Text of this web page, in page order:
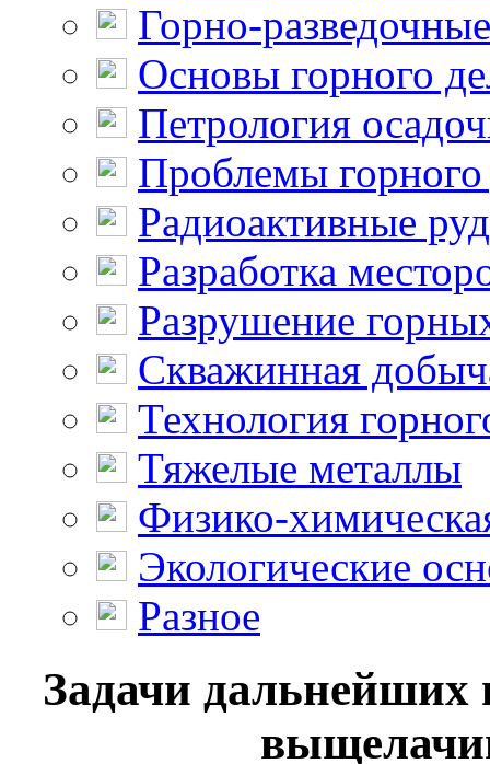
Горно-
Основы горного
Петрология
Проблемы горного
Радиоактивные
Разработка
Разрушение
Скважинная
Технология
Тяжелые металлы
Физико-
Экологические
Разное
Задачи дальнейших